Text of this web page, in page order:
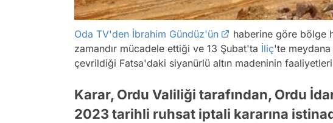
Oda TV'den İbrahim Gündüz'ün
haberine göre bölge
zamandır mücadele ettiği ve 13 Şubat'ta İliç'te meydana
çevrildiği Fatsa'daki siyanürlü altın madeninin
Karar, Ordu Valiliği tarafından, Ordu
2023 tarihli ruhsat iptali kararına